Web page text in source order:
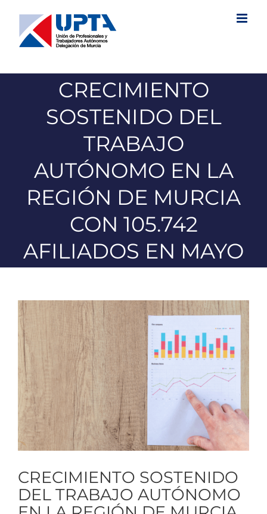
contenido
CRECIMIENTO
SOSTENIDO DEL
TRABAJO
AUTÓNOMO EN LA
REGIÓN DE MURCIA
CON 105.742
AFILIADOS EN MAYO
Ver
imagen
más
grande
CRECIMIENTO SOSTENIDO
DEL TRABAJO AUTÓNOMO